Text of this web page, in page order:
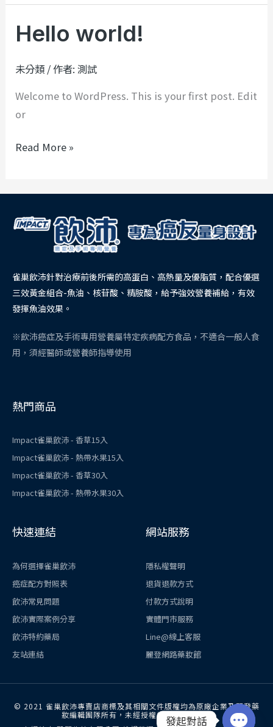
Hello world!
未分類 / 作者:測試
Welcome to WordPress. This is your first post. Edit
or
Hello
Read More »
雀巢飲沛針對治療前後所需的高蛋白、高熱量及優脂質，配合優選
三效黃金組合-魚油、核苷酸、精胺酸，給予強效營養補給，有效
發揮魚油效果。
※飲沛癌症及手術專用營養屬特定疾病配方食品，不適合一般人食
用，須經醫師或營養師指導使用
熱門商品
Impact雀巢飲沛 - 香草15入
Impact雀巢飲沛 - 熱帶水果15入
Impact雀巢飲沛 - 香草30入
Impact雀巢飲沛 - 熱帶水果30入
快速連結
為何選擇雀巢飲沛
癌症配方對照表
飲沛常見問題
飲沛實際案例分享
飲沛特約藥局
友站連結
網站服務
隱私權聲明
退貨退款方式
付款方式說明
實體門市服務
Line@線上客服
麗登網路藥妝館
© 2021 雀巢飲沛專賣店商標及其相關文件版權均為原廠企業及麗登藥
妝編輯團隊所有，未經授權請勿拷貝使用。
發起對話